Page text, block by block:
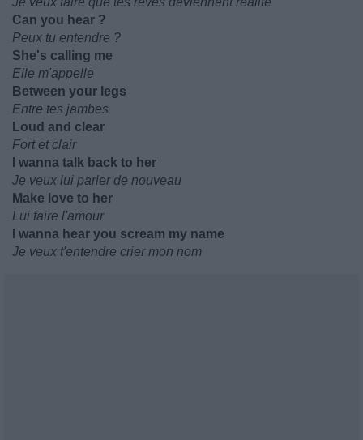
Can you hear ?
Peux tu entendre ?
She's calling me
Elle m'appelle
Between your legs
Entre tes jambes
Loud and clear
Fort et clair
I wanna talk back to her
Je veux lui parler de nouveau
Make love to her
Lui faire l'amour
I wanna hear you scream my name
Je veux t'entendre crier mon nom